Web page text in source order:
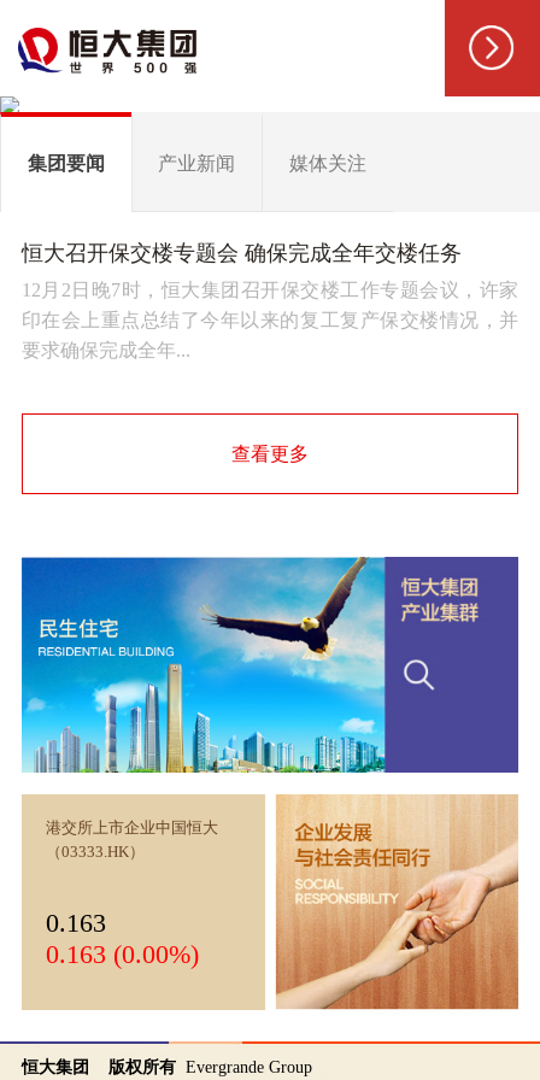
集团要闻 产业新闻 媒体关注
恒大召开保交楼专题会 确保完成全年交楼任务
12月2日晚7时，恒大集团召开保交楼工作专题会议，许家
印在会上重点总结了今年以来的复工复产保交楼情况，并
要求确保完成全年...
查看更多
港交所上市企业中国恒大
（03333.HK）
0.163
0.163 (0.00%)
恒大集团 版权所有Evergrande Group